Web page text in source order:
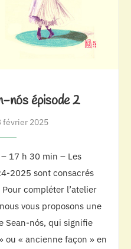
nós épisode 2
février 2025
17 h 30 min – Les
2025 sont consacrés
compléter l’atelier
vous proposons une
Sean-nós, qui signifie
ou « ancienne façon » en